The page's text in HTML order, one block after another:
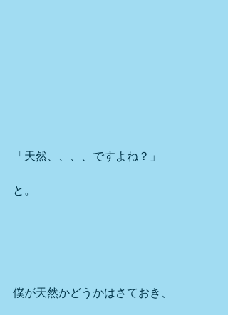
「天然、、、、ですよね？」
と。
僕が天然かどうかはさておき、